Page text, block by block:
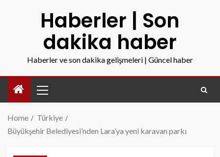
Haberler | Son
dakika haber
Haberler ve son dakika gelişmeleri | Güncel haber
Home
Türkiye
Büyükşehir Belediyesi’nden Lara’ya yeni karavan parkı